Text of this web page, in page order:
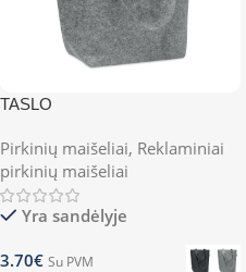
TASLO
Pirkinių maišeliai, Reklaminiai
pirkinių maišeliai
Yra sandėlyje
3.70€ Su PVM